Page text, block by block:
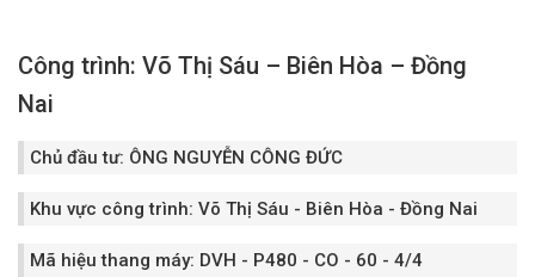
Công trình: Võ Thị Sáu – Biên Hòa – Đồng
Nai
Chủ đầu tư: ÔNG NGUYỄN CÔNG ĐỨC
Khu vực công trình: Võ Thị Sáu - Biên Hòa - Đồng Nai
Mã hiệu thang máy: DVH - P480 - CO - 60 - 4/4